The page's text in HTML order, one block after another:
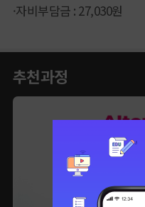
·자비부담금 : 27,030원
추천과정